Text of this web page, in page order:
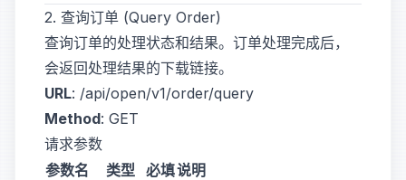
2. 查询订单 (Query Order)
查询订单的处理状态和结果。订单处理完成后，
会返回处理结果的下载链接。
URL: /api/open/v1/order/query
Method: GET
请求参数
参数名
类型 必填说明